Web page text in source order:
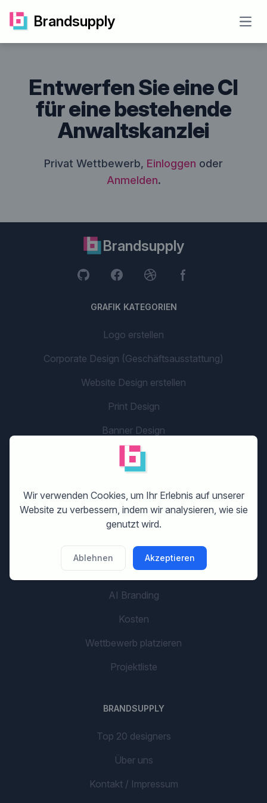
Brandsupply
Entwerfen Sie eine CI
für eine bestehende
Anwaltskanzlei
Privat Wettbewerb, Einloggen oder
Anmelden.
Brandsupply
GRAFIK KATEGORIEN
Logo erstellen
Corporate Design (Geschäftsausstattung)
Website Design erstellen
Print Design
Banner Design
Flyer Design
Unternehmensname
Social Media/App Design
LOS GEHT'S
AI Branding
Kosten
Wettbewerb platzieren
Projektliste
BRANDSUPPLY
Top 20 designers
Über uns
Kontakt / Impressum
Wir verwenden Cookies, um Ihr Erlebnis auf unserer
Website zu verbessern, indem wir analysieren, wie sie
genutzt wird.
Ablehnen Akzeptieren